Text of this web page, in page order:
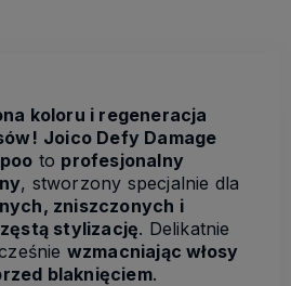
koloru i regeneracja
Joico Defy Damage
to profesjonalny
, stworzony specjalnie dla
zniszczonych i
stylizację. Delikatnie
wzmacniając włosy
blaknięciem.